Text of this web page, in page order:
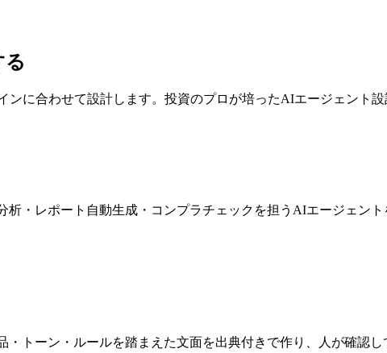
る
ンに合わせて設計します。投資のプロが培ったAIエージェント 設
・レポート自動生成・コンプラチェックを担うAIエージェン
トーン・ルールを踏まえた文面を出典付きで作り、人が確認